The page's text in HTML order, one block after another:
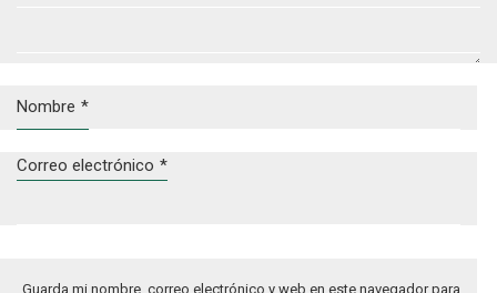
Nombre *
Correo electrónico *
Guarda mi nombre, correo electrónico y web en este navegador para